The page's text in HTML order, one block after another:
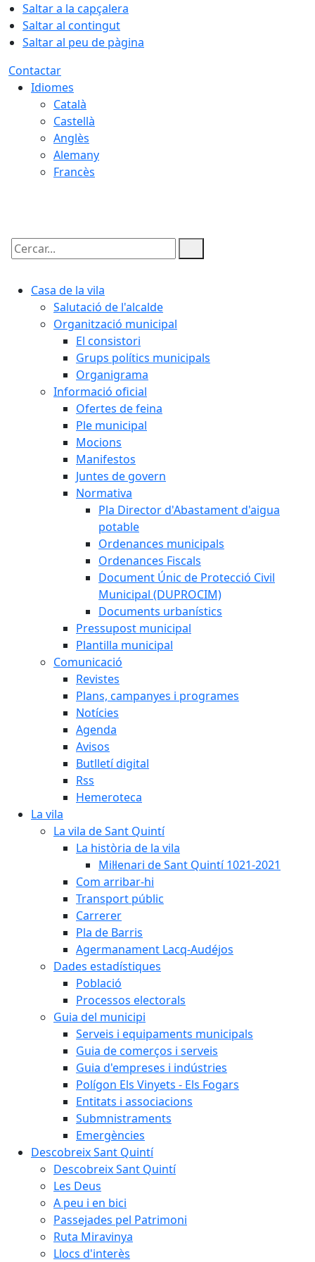
Saltar a la capçalera
Saltar al contingut
Saltar al peu de pàgina
Contactar
Idiomes
Català
Castellà
Anglès
Alemany
Francès
Cercar:
Casa de la vila
Salutació de l'alcalde
Organització municipal
El consistori
Grups polítics municipals
Organigrama
Informació oficial
Ofertes de feina
Ple municipal
Mocions
Manifestos
Juntes de govern
Normativa
Pla Director d'Abastament d'aigua
potable
Ordenances municipals
Ordenances Fiscals
Document Únic de Protecció Civil
Municipal (DUPROCIM)
Documents urbanístics
Pressupost municipal
Plantilla municipal
Comunicació
Revistes
Plans, campanyes i programes
Notícies
Agenda
Avisos
Butlletí digital
Rss
Hemeroteca
La vila
La vila de Sant Quintí
La història de la vila
Mil·lenari de Sant Quintí 1021-2021
Com arribar-hi
Transport públic
Carrerer
Pla de Barris
Agermanament Lacq-Audéjos
Dades estadístiques
Població
Processos electorals
Guia del municipi
Serveis i equipaments municipals
Guia de comerços i serveis
Guia d'empreses i indústries
Polígon Els Vinyets - Els Fogars
Entitats i associacions
Submnistraments
Emergències
Descobreix Sant Quintí
Descobreix Sant Quintí
Les Deus
A peu i en bici
Passejades pel Patrimoni
Ruta Miravinya
Llocs d'interès